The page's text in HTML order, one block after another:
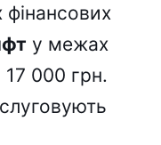
у межах
000 грн.